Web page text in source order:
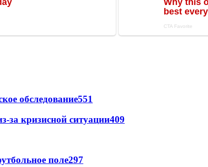
обследование551
за кризисной ситуации409
поле297